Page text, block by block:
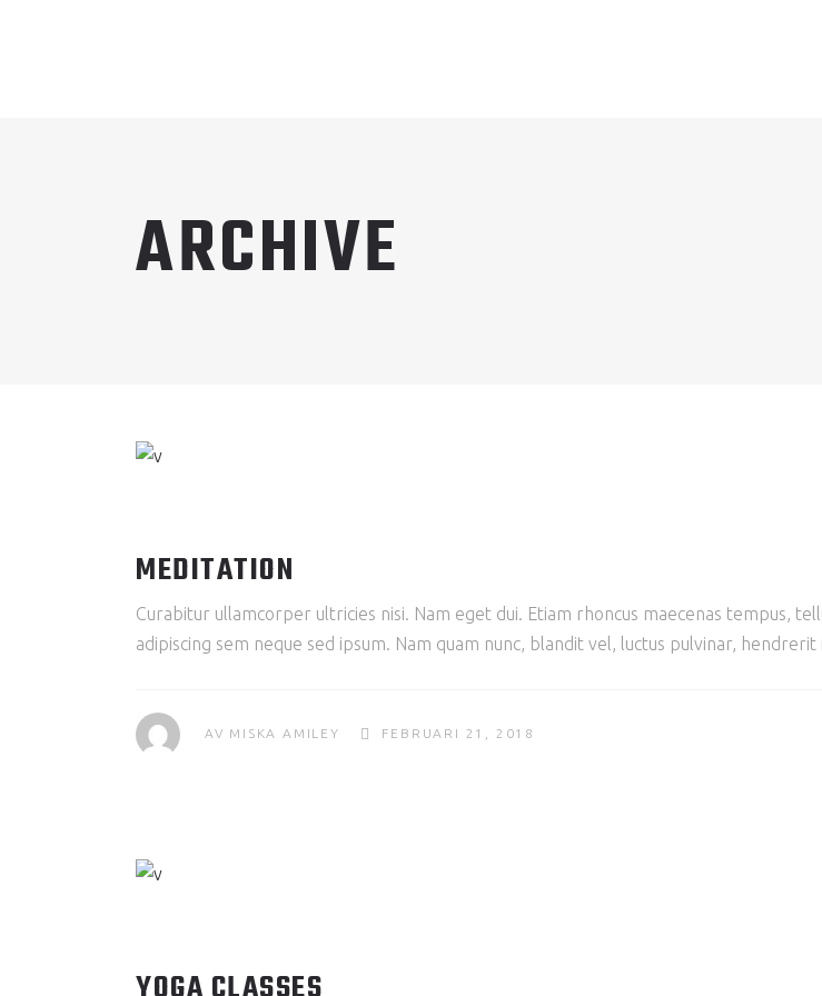
ARCHIVE
MEDITATION
Curabitur ullamcorper ultricies nisi. Nam eget dui. Etiam rhoncus maecenas tempus,
adipiscing sem neque sed ipsum. Nam quam nunc, blandit vel, luctus pulvinar,
AV MISKA AMILEY FEBRUARI 21, 2018